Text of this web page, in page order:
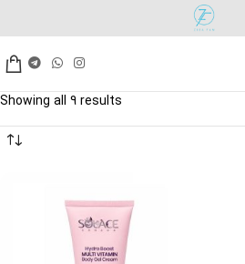
Showing all 9 results